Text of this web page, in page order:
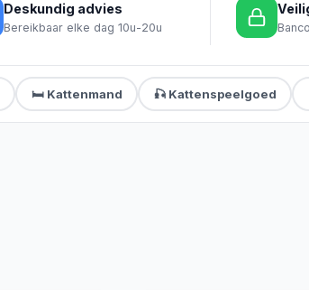
Deskundig advies
Bereikbaar elke dag 10u-20u
🛏️ Kattenmand 🎣 Kattenspeelgoed